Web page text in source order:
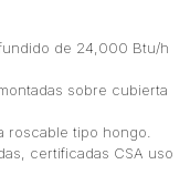
de 24,000 Btu/h
sobre cubierta
roscable tipo hongo.
certificadas CSA uso